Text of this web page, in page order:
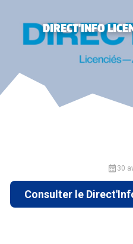
DIRECT'INFO
30
Consulter le